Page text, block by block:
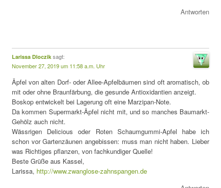
Antworten
Larissa Dloczik sagt:
November 27, 2019 um 11:58 a.m. Uhr
Äpfel von alten Dorf- oder Allee-Apfelbäumen sind oft aromatisch, ob
mit oder ohne Braunfärbung, die gesunde Antioxidantien anzeigt.
Boskop entwickelt bei Lagerung oft eine Marzipan-Note.
Da kommen Supermarkt-Äpfel nicht mit, und so manches Baumarkt-
Gehölz auch nicht.
Wässrigen Delicious oder Roten Schaumgummi-Apfel habe ich
schon vor Gartenzäunen angebissen: muss man nicht haben. Lieber
was Richtiges pflanzen, von fachkundiger Quelle!
Beste Grüße aus Kassel,
Larissa, http://www.zwanglose-zahnspangen.de